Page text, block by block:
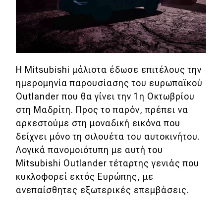
Παρουσιάσεις
DRIVE Away
MOTO
Μεταχειρισμένο
Οδηγός αγοράς
Συμβουλές
Χρηστικά
Συμβουλές
Η Mitsubishi μάλιστα έδωσε επιτέλους την
ημερομηνία παρουσίασης του ευρωπαϊκού
Outlander που θα γίνει την 1η Οκτωβρίου
στη Μαδρίτη. Προς το παρόν, πρέπει να
αρκεστούμε στη μοναδική εικόνα που
δείχνει μόνο τη σιλουέτα του αυτοκινήτου.
Λογικά πανομοιότυπη με αυτή του
Mitsubishi Outlander τέταρτης γενιάς που
κυκλοφορεί εκτός Ευρώπης, με
ανεπαίσθητες εξωτερικές επεμβάσεις.